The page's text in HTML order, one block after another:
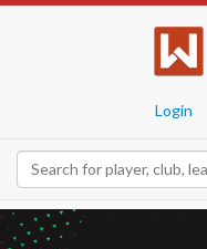
Login